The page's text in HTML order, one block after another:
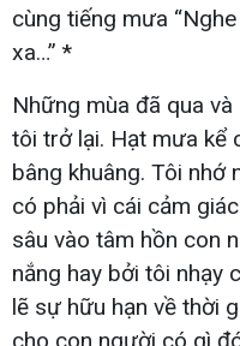
cùng tiếng mưa
xa…” *
Những mùa đã qua
tôi trở lại. Hạt mưa kể
bâng khuâng. Tôi nhớ
có phải vì cái cảm
sâu vào tâm hồn con
nắng hay bởi tôi nhạy
lẽ sự hữu hạn về thời
cho con người có gì